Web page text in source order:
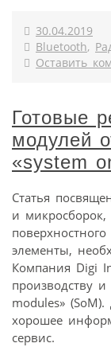
30.04.2019
Bluetooth,
Оставить
Готовые
модулей
«system
Статья
и
элементы,
Компания Digi
производству
modules»
хорошее
сервис.